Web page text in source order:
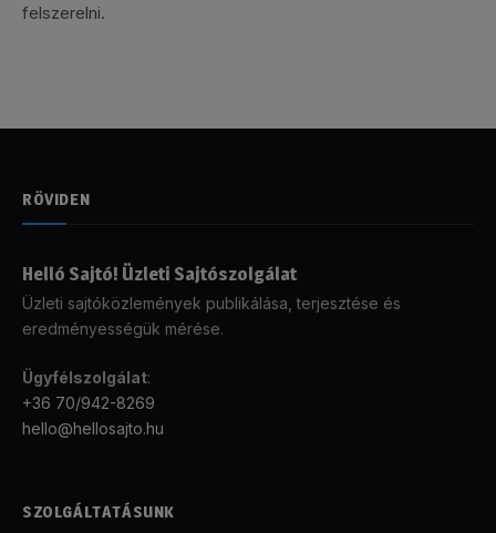
felszerelni.
RÖVIDEN
Helló Sajtó! Üzleti Sajtószolgálat
Üzleti sajtóközlemények publikálása, terjesztése és
eredményességük mérése.
Ügyfélszolgálat:
+36 70/942-8269
hello@hellosajto.hu
SZOLGÁLTATÁSUNK